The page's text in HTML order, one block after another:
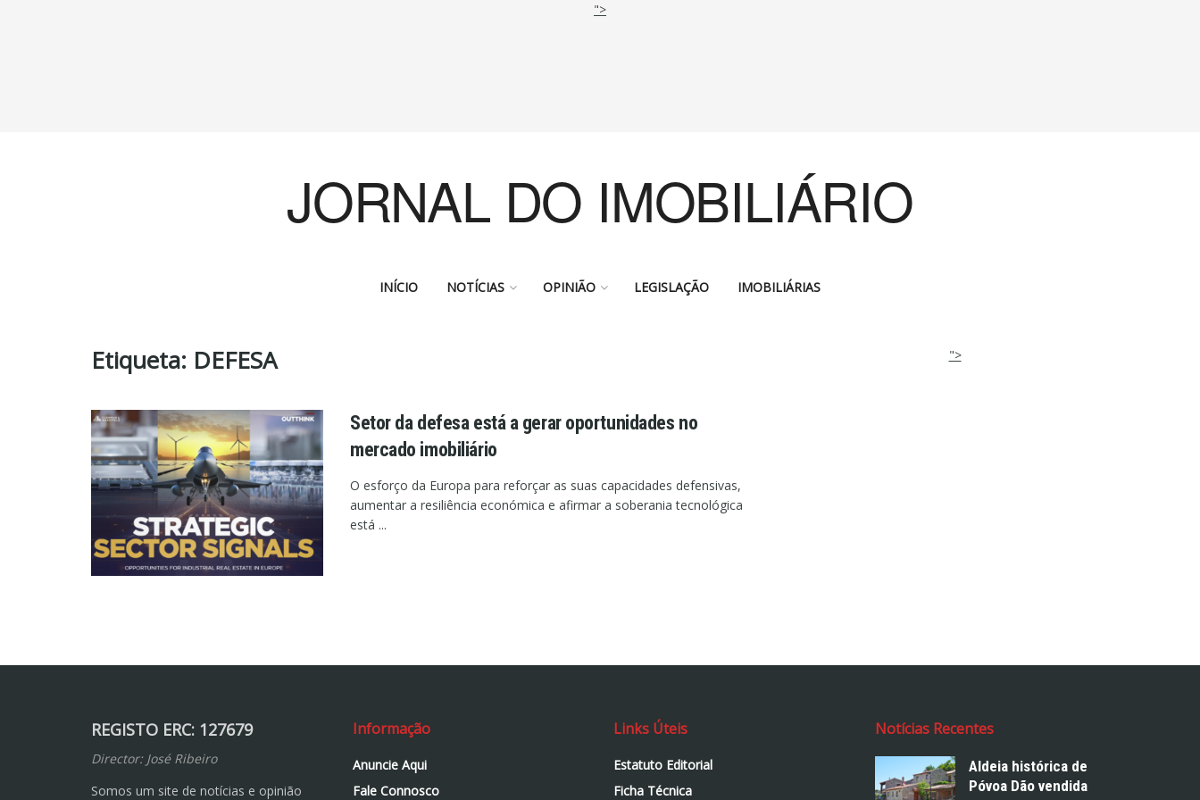
">
JORNAL DO IMOBILIÁRIO
INÍCIO NOTÍCIAS OPINIÃO LEGISLAÇÃO IMOBILIÁRIAS
Etiqueta: DEFESA
Setor da defesa está a gerar oportunidades no
mercado imobiliário
O esforço da Europa para reforçar as suas capacidades defensivas,
aumentar a resiliência económica e afirmar a soberania tecnológica
está ...
">
REGISTO ERC: 127679
Director: José Ribeiro
Somos um site de notícias e opinião
Informação
Anuncie Aqui
Fale Connosco
Links Úteis
Estatuto Editorial
Ficha Técnica
Notícias Recentes
Aldeia histórica de
Póvoa Dão vendida